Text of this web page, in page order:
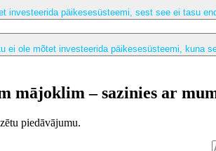
investeerida päikesesüsteemi, sest see ei tasu
ei ole mõtet investeerida päikesesüsteemi, kuna
mājoklim – sazinies ar
piedāvājumu.